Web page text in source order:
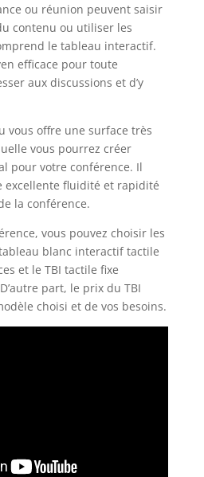
ou réunion peuvent saisir
contenu ou utiliser les
le tableau interactif.
efficace pour toute
aux discussions et d’y
vous offre une surface très
vous pourrez créer
pour votre conférence. Il
excellente fluidité et rapidité
la conférence.
vous pouvez choisir les
blanc interactif tactile
et le TBI tactile fixe
part, le prix du TBI
choisi et de vos besoins.